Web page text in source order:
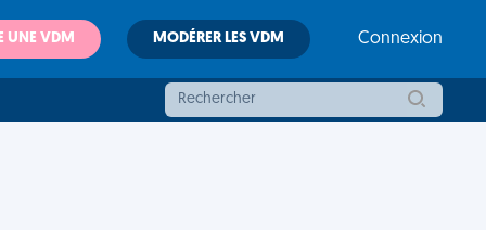
UNE VDM MODÉRER LES VDM Connexion